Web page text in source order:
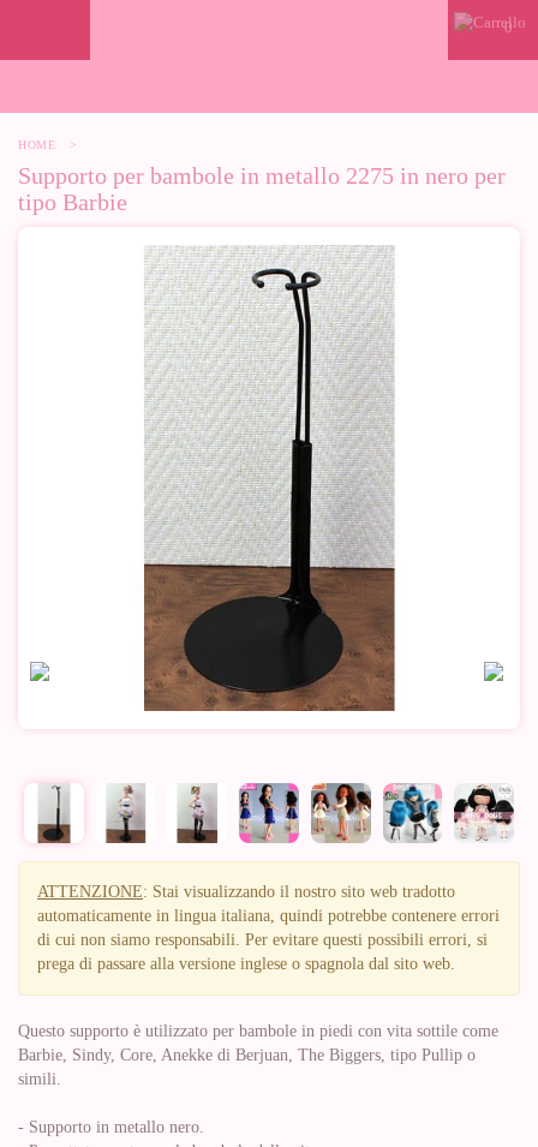
0
HOME >
Supporto per bambole in metallo 2275 in nero per
tipo Barbie
ATTENZIONE: Stai visualizzando il nostro sito web tradotto
automaticamente in lingua italiana, quindi potrebbe contenere errori
di cui non siamo responsabili. Per evitare questi possibili errori, si
prega di passare alla versione inglese o spagnola dal sito web.
Questo supporto è utilizzato per bambole in piedi con vita sottile come
Barbie, Sindy, Core, Anekke di Berjuan, The Biggers, tipo Pullip o
simili.
- Supporto in metallo nero.